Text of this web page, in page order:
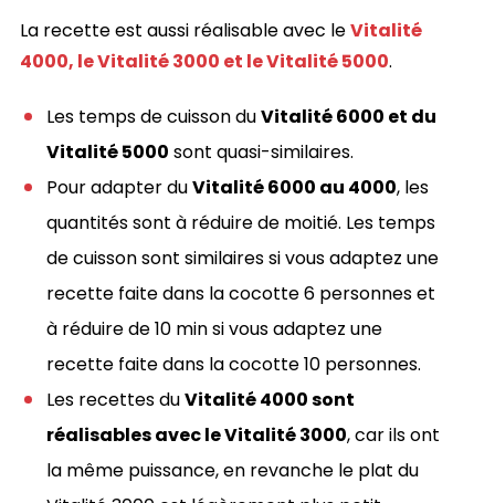
La recette est aussi réalisable avec leVitalité
4000, le Vitalité 3000 et le Vitalité 5000.
Les temps de cuisson duVitalité 6000 et du
Vitalité 5000 sont quasi-similaires.
Pour adapter duVitalité 6000 au 4000, les
quantités sont à réduire de moitié. Les temps
de cuisson sont similaires si vous adaptez une
recette faite dans la cocotte 6 personnes et
à réduire de 10 min si vous adaptez une
recette faite dans la cocotte 10 personnes.
Les recettes duVitalité 4000 sont
réalisables avec le Vitalité 3000, car ils ont
la même puissance, en revanche le plat du